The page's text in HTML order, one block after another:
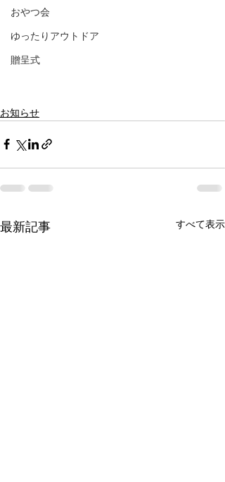
おやつ会
ゆったりアウトドア
贈呈式
お知らせ
最新記事 すべて表示